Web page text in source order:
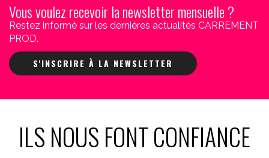
Vous voulez recevoir la newsletter mensuelle ?
Restez informé sur les dernières actualités CARREMENT
PROD.
S'INSCRIRE À LA NEWSLETTER
ILS NOUS FONT CONFIANCE